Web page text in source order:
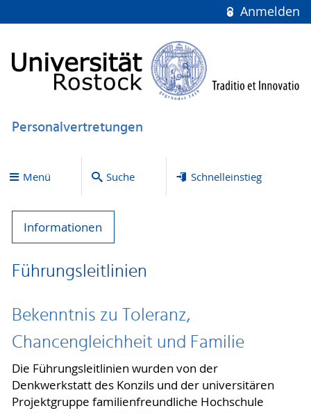
Anmelden
Personalvertretungen
Menü Suche Schnelleinstieg
Informationen
Führungsleitlinien
Bekenntnis zu Toleranz,
Chancengleichheit und Familie
Die Führungsleitlinien wurden von der
Denkwerkstatt des Konzils und der universitären
Projektgruppe familienfreundliche Hochschule